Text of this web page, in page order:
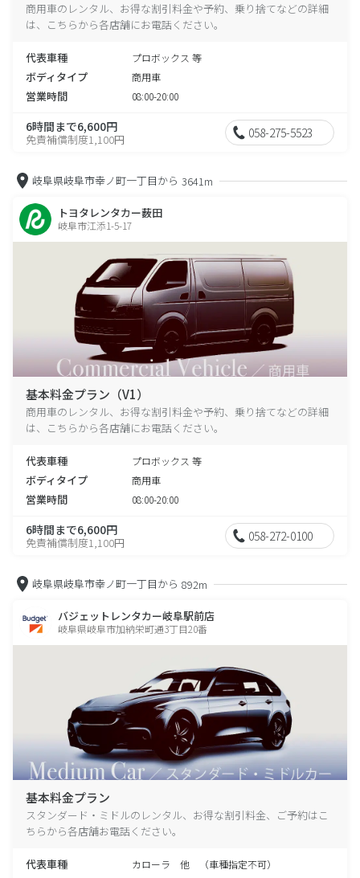
商用車のレンタル、お得な割引料金や予約、乗り捨てなどの詳細
は、こちらから各店舗にお電話ください。
代表車種 プロボックス 等
ボディタイプ 商用車
営業時間 08:00-20:00
6時間まで6,600円
免責補償制度1,100円 058-275-5523
岐阜県岐阜市幸ノ町一丁目から 3641m
トヨタレンタカー薮田
岐阜市江添1-5-17
基本料金プラン（V1）
商用車のレンタル、お得な割引料金や予約、乗り捨てなどの詳細
は、こちらから各店舗にお電話ください。
代表車種 プロボックス 等
ボディタイプ 商用車
営業時間 08:00-20:00
6時間まで6,600円
免責補償制度1,100円 058-272-0100
岐阜県岐阜市幸ノ町一丁目から 892m
バジェットレンタカー岐阜駅前店
岐阜県岐阜市加納栄町通3丁目20番
基本料金プラン
スタンダード・ミドルのレンタル、お得な割引料金、ご予約はこ
ちらから各店舗お電話ください。
代表車種 カローラ 他 （車種指定不可）